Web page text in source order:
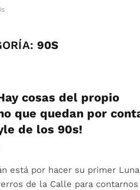
90S
cosas del propio
que quedan por
de los 90s!
está por hacer su primer
de la Calle para